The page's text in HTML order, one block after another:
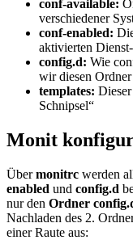
conf-available:
verschiedener
conf-enabled:
aktivierten
config.d: Wie
wir diesen
templates:
Schnipsel“
Monit
Übermonitrc werden
enabled und config.d
nur den Ordner
Nachladen des 2.
einer Raute aus: